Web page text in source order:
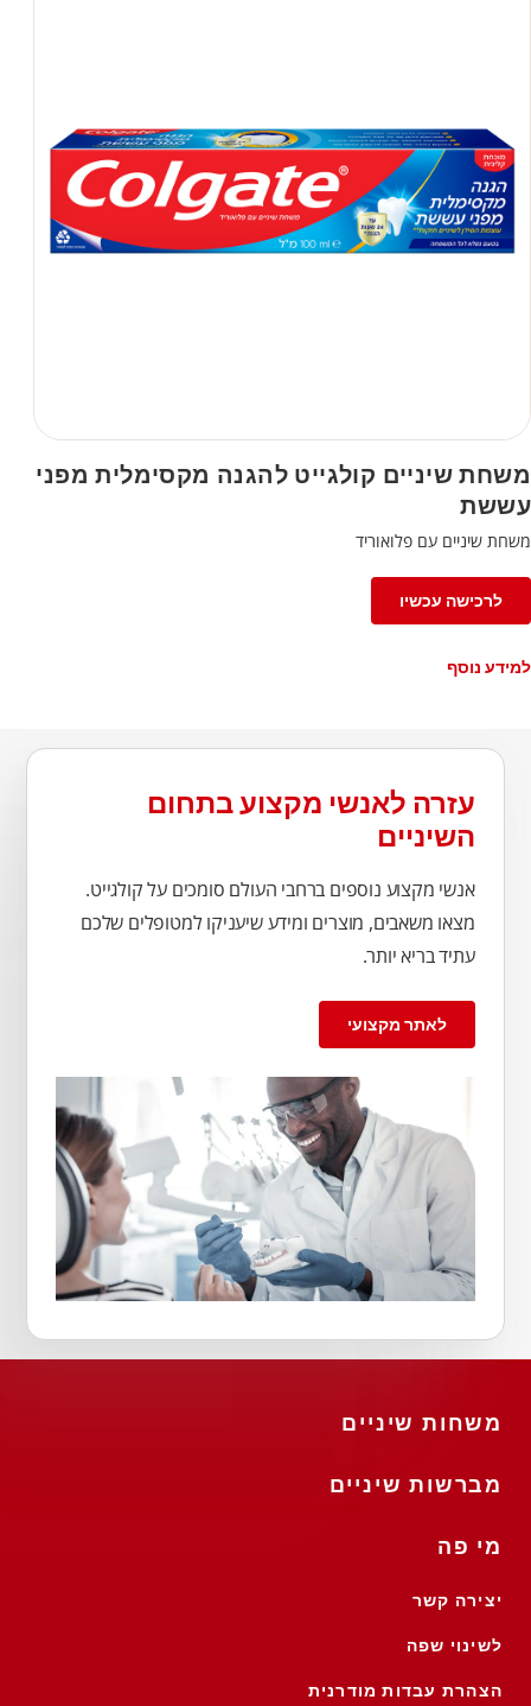
משחת שיניים קולגייט להגנה מקסימלית מפני
עששת
משחת שיניים עם פלואוריד
לרכישה עכשיו
למידע נוסף
עזרה לאנשי מקצוע בתחום
השיניים
אנשי מקצוע נוספים ברחבי העולם סומכים על קולגייט.
מצאו משאבים, מוצרים ומידע שיעניקו למטופלים שלכם
עתיד בריא יותר.
לאתר מקצועי
משחות שיניים
מברשות שיניים
מי פה
יצירה קשר
לשינוי שפה
הצהרת עבדות מודרנית